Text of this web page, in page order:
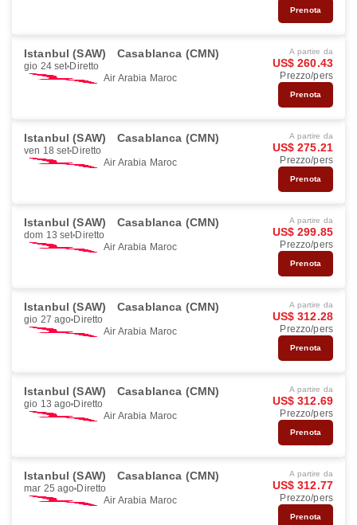
Prenota
Istanbul (SAW) Casablanca (CMN)
gio 24 set Diretto
Air Arabia Maroc
A partire da
US$ 260.43
Prezzo/pers
Prenota
Istanbul (SAW) Casablanca (CMN)
ven 18 set Diretto
Air Arabia Maroc
A partire da
US$ 275.21
Prezzo/pers
Prenota
Istanbul (SAW) Casablanca (CMN)
dom 13 set Diretto
Air Arabia Maroc
A partire da
US$ 299.85
Prezzo/pers
Prenota
Istanbul (SAW) Casablanca (CMN)
gio 27 ago Diretto
Air Arabia Maroc
A partire da
US$ 312.28
Prezzo/pers
Prenota
Istanbul (SAW) Casablanca (CMN)
gio 13 ago Diretto
Air Arabia Maroc
A partire da
US$ 312.69
Prezzo/pers
Prenota
Istanbul (SAW) Casablanca (CMN)
mar 25 ago Diretto
Air Arabia Maroc
A partire da
US$ 312.77
Prezzo/pers
Prenota